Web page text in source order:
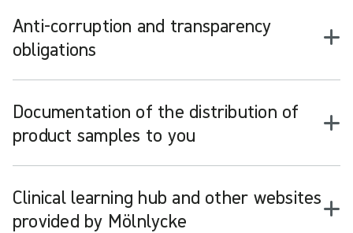
Anti-corruption and transparency
obligations
Documentation of the distribution of
product samples to you
Clinical learning hub and other websites
provided by Mölnlycke